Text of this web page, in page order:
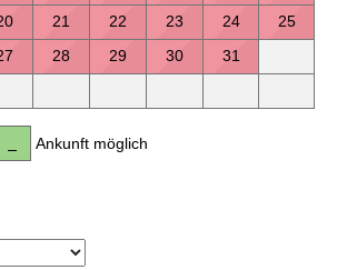
21 22 23 24
25
28 29 30
31
Ankunft möglich